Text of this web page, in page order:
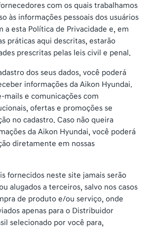
com os quais trabalhamos
às informações pessoais dos usuários
a esta Política de Privacidade e, em
práticas aqui descritas, estarão
prescritas pelas leis civil e penal.
dos seus dados, você poderá
informações da Aikon Hyundai.
mails e comunicações com
ofertas e promoções se
no cadastro. Caso não queira
da Aikon Hyundai, você poderá
diretamente em nossas
fornecidos neste site jamais serão
alugados a terceiros, salvo nos casos
de produto e/ou serviço, onde
apenas para o Distribuidor
selecionado por você para,